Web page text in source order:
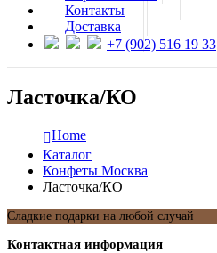
Контакты
Доставка
+7 (902) 516 19 33
Ласточка/КО
Home
Каталог
Конфеты Москва
Ласточка/КО
Сладкие подарки на любой случай
Контактная информация